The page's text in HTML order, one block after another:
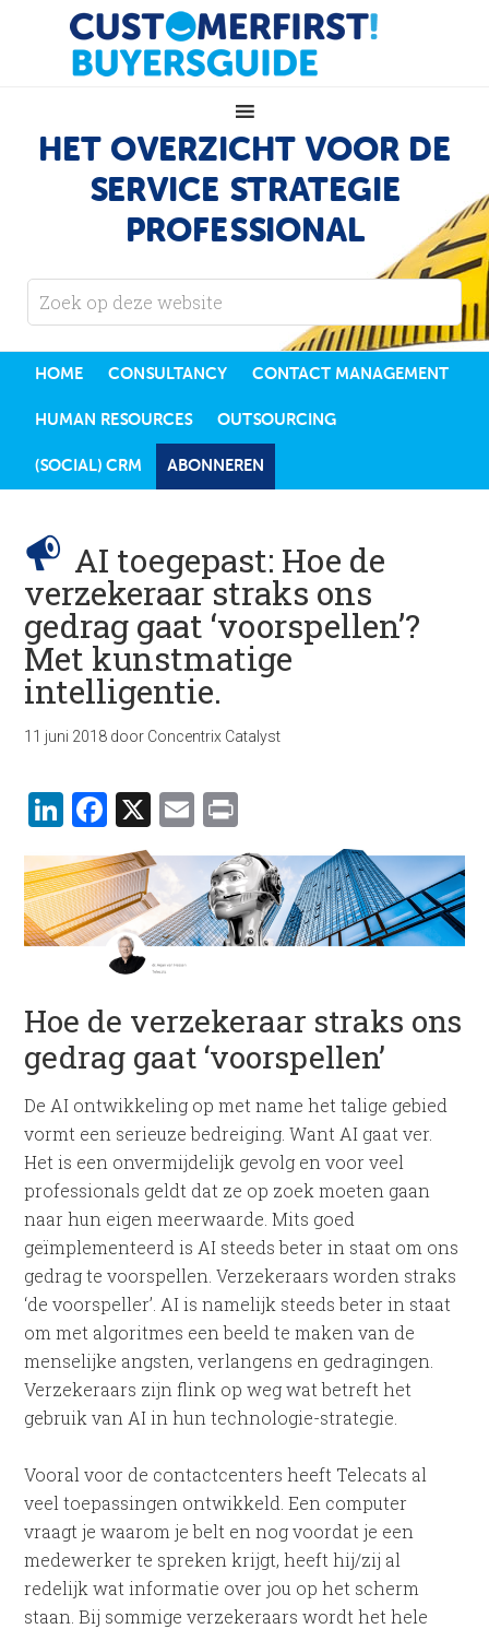
HET OVERZICHT VOOR DE
SERVICE STRATEGIE
PROFESSIONAL
HOME CONSULTANCY CONTACT MANAGEMENT
HUMAN RESOURCES OUTSOURCING
(SOCIAL) CRM ABONNEREN
AI toegepast: Hoe de
verzekeraar straks ons
gedrag gaat ‘voorspellen’?
Met kunstmatige
intelligentie.
11 juni 2018 door Concentrix Catalyst
LinkedIn
Facebook
X Email
Hoe de verzekeraar straks ons
gedrag gaat ‘voorspellen’
De AI ontwikkeling op met name het talige gebied
vormt een serieuze bedreiging. Want AI gaat ver.
Het is een onvermijdelijk gevolg en voor veel
professionals geldt dat ze op zoek moeten gaan
naar hun eigen meerwaarde. Mits goed
geïmplementeerd is AI steeds beter in staat om ons
gedrag te voorspellen. Verzekeraars worden straks
‘de voorspeller’. AI is namelijk steeds beter in staat
om met algoritmes een beeld te maken van de
menselijke angsten, verlangens en gedragingen.
Verzekeraars zijn flink op weg wat betreft het
gebruik van AI in hun technologie-strategie.
Vooral voor de contactcenters heeft Telecats al
veel toepassingen ontwikkeld. Een computer
vraagt je waarom je belt en nog voordat je een
medewerker te spreken krijgt, heeft hij/zij al
redelijk wat informatie over jou op het scherm
staan. Bij sommige verzekeraars wordt het hele